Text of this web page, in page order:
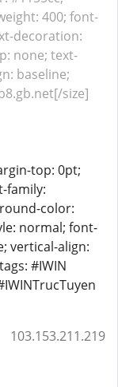
400; font-
decoration:
none; text-
baseline;
size]
top: 0pt;
family:
color:
normal; font-
vertical-align:
#IWIN
103.153.211.219